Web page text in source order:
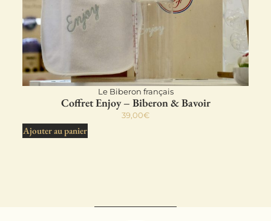
Le Biberon français
Coffret Enjoy – Biberon & Bavoir
39,00€
Ajouter au panier